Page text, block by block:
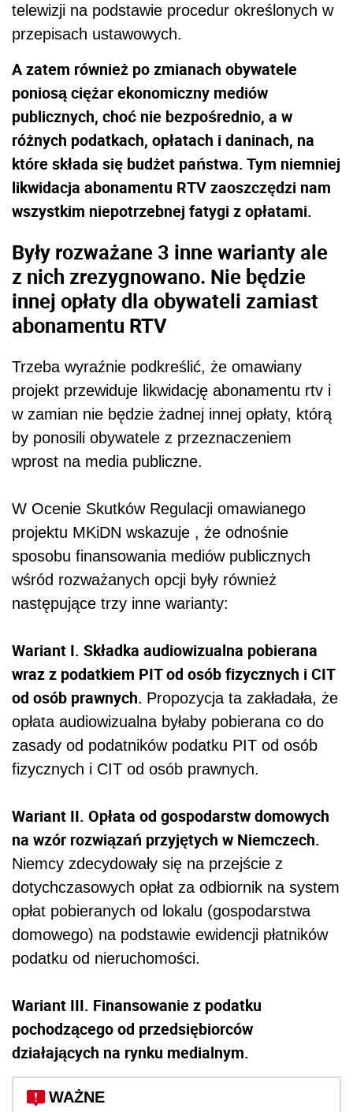
telewizji na podstawie procedur określonych w
przepisach ustawowych.
A zatem również po zmianach obywatele
poniosą ciężar ekonomiczny mediów
publicznych, choć nie bezpośrednio, a w
różnych podatkach, opłatach i daninach, na
które składa się budżet państwa. Tym niemniej
likwidacja abonamentu RTV zaoszczędzi nam
wszystkim niepotrzebnej fatygi z opłatami.
Były rozważane 3 inne warianty ale
z nich zrezygnowano. Nie będzie
innej opłaty dla obywateli zamiast
abonamentu RTV
Trzeba wyraźnie podkreślić, że omawiany
projekt przewiduje likwidację abonamentu rtv i
w zamian nie będzie żadnej innej opłaty, którą
by ponosili obywatele z przeznaczeniem
wprost na media publiczne.
W Ocenie Skutków Regulacji omawianego
projektu MKiDN wskazuje , że odnośnie
sposobu finansowania mediów publicznych
wśród rozważanych opcji były również
następujące trzy inne warianty:
Wariant I. Składka audiowizualna pobierana
wraz z podatkiem PIT od osób fizycznych i CIT
od osób prawnych. Propozycja ta zakładała, że
opłata audiowizualna byłaby pobierana co do
zasady od podatników podatku PIT od osób
fizycznych i CIT od osób prawnych.
Wariant II. Opłata od gospodarstw domowych
na wzór rozwiązań przyjętych w Niemczech.
Niemcy zdecydowały się na przejście z
dotychczasowych opłat za odbiornik na system
opłat pobieranych od lokalu (gospodarstwa
domowego) na podstawie ewidencji płatników
podatku od nieruchomości.
Wariant III. Finansowanie z podatku
pochodzącego od przedsiębiorców
działających na rynku medialnym.
WAŻNE